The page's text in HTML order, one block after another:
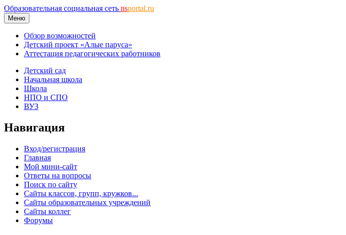
Образовательная социальная сеть nsportal.ru
Меню
Обзор возможностей
Детский проект «Алые паруса»
Аттестация педагогических работников
Детский сад
Начальная школа
Школа
НПО и СПО
ВУЗ
Навигация
Вход/регистрация
Главная
Мой мини-сайт
Ответы на вопросы
Поиск по сайту
Сайты классов, групп, кружков...
Сайты образовательных учреждений
Сайты коллег
Форумы